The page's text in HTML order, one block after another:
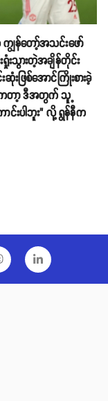
ျွန်တော့်အသင်းဖော်
သွားတဲ့အချိန်တိုင်း
ဖြစ်အောင်ကြိုးစားခဲ့
ေတာ့ ဒီအတွက် သူ့
းပါဘူး" လို့ ရွန်နီက